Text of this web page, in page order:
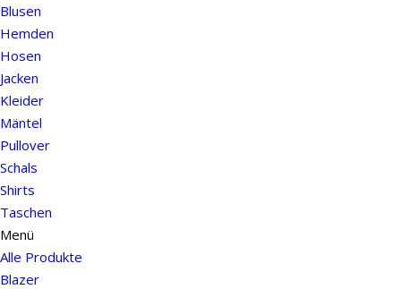
Blusen
Hemden
Hosen
Jacken
Kleider
Mäntel
Pullover
Schals
Shirts
Taschen
Menü
Alle Produkte
Blazer